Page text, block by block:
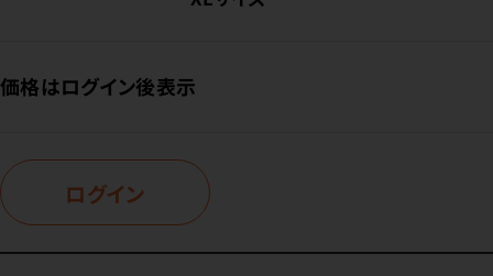
価格はログイン後表示
ログイン